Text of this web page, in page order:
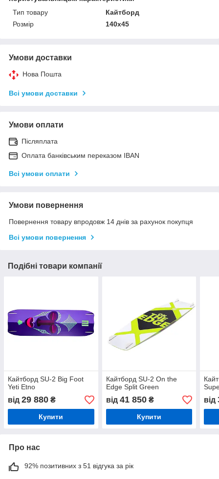
Тип товару
Кайтборд
Розмір
140x45
Умови доставки
Нова Пошта
Всі умови доставки
Умови оплати
Післяплата
Оплата банківським переказом IBAN
Всі умови оплати
Умови повернення
Повернення товару впродовж 14 днів за рахунок покупця
Всі умови повернення
Подібні товари компанії
Кайтборд SU-2 Big Foot
Yeti Etno
від 29 880 ₴
Купити
Кайтборд SU-2 On the
Edge Split Green
від 41 850₴
Купити
від
Про нас
92% позитивних з 51 відгука за рік